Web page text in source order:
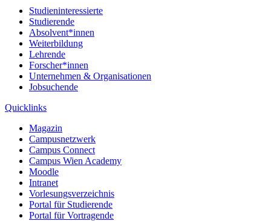
Studieninteressierte
Studierende
Absolvent*innen
Weiterbildung
Lehrende
Forscher*innen
Unternehmen & Organisationen
Jobsuchende
Quicklinks
Magazin
Campusnetzwerk
Campus Connect
Campus Wien Academy
Moodle
Intranet
Vorlesungsverzeichnis
Portal für Studierende
Portal für Vortragende